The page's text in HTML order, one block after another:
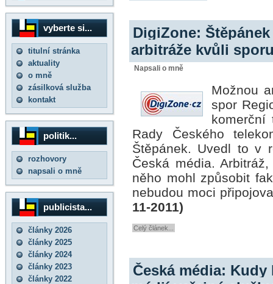
vyberte si...
titulní stránka
aktuality
o mně
zásilková služba
kontakt
politik...
rozhovory
napsali o mně
publicista...
články 2026
články 2025
články 2024
články 2023
články 2022
DigiZone:
arbitráže kvůli
Napsali o mně
Možnou
spor
komerční
Rady Českého
Štěpánek. Uvedl to v
Česká média.
něho mohl způsobit
nebudou moci
11-2011)
Celý článek...
Česká média: